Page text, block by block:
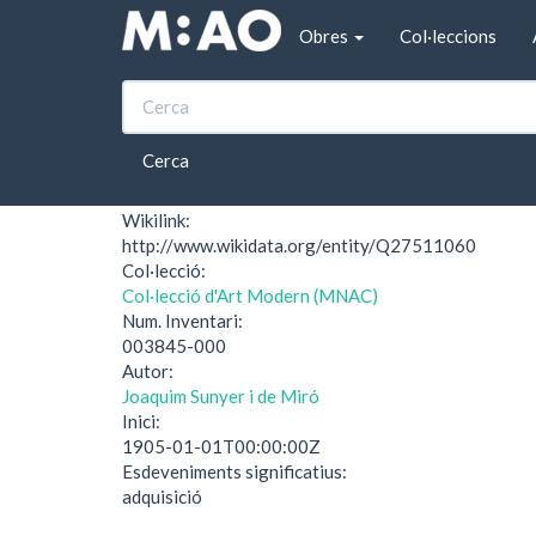
Vés al contingut
Obres
Col·leccions
Cerca
Inici Versalles (Museu Nacional d'Art de
Versalles (Museu
Wikilink:
http://www.wikidata.org/entity/Q27511060
Col·lecció:
Col·lecció d'Art Modern (MNAC)
Num. Inventari:
003845-000
Autor:
Joaquim Sunyer i de Miró
Inici:
1905-01-01T00:00:00Z
Esdeveniments significatius:
adquisició